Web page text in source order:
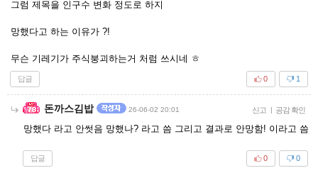
그럼 제목을 인구수 변화 정도로 하지
망했다고 하는 이유가 ?!
무슨 기레기가 주식붕괴하는거 처럼 쓰시네 ㅎ
답글 1
0
돈까스김밥 26-06-02 20:01 신고 | 공감 확인
망했다 라고 안썻음 망했나? 라고 씀 그리고 결과로 안망함! 이라고 씀
답글 0
0